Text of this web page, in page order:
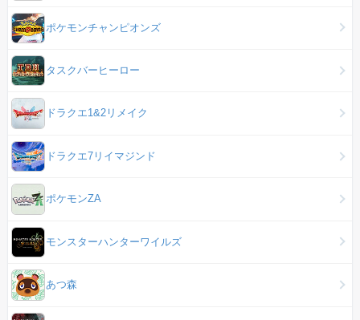
ポケモンチャンピオンズ
タスクバーヒーロー
ドラクエ1&2リメイク
ドラクエ7リイマジンド
ポケモンZA
モンスターハンターワイルズ
あつ森